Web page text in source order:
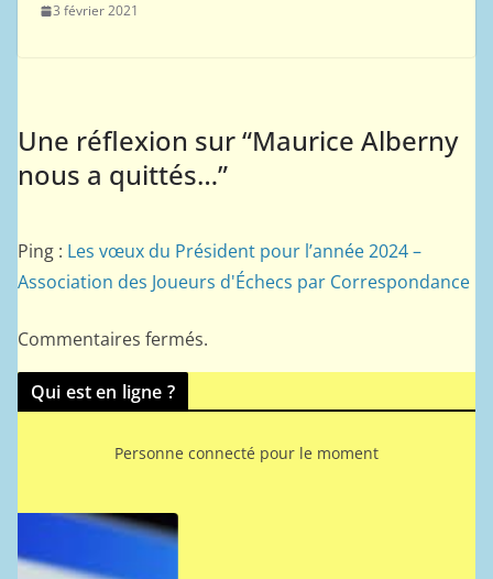
3 février 2021
Une réflexion sur “Maurice Alberny
nous a quittés…”
Ping : Les vœux du Président pour l’année 2024 –
Association des Joueurs d'Échecs par Correspondance
Commentaires fermés.
Qui est en ligne ?
Personne connecté pour le moment